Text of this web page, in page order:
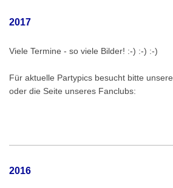
2017
Viele Termine - so viele Bilder! :-) :-) :-)
Für aktuelle Partypics besucht bitte unsere
oder die Seite unseres Fanclubs:
2016